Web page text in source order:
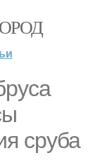
сруба